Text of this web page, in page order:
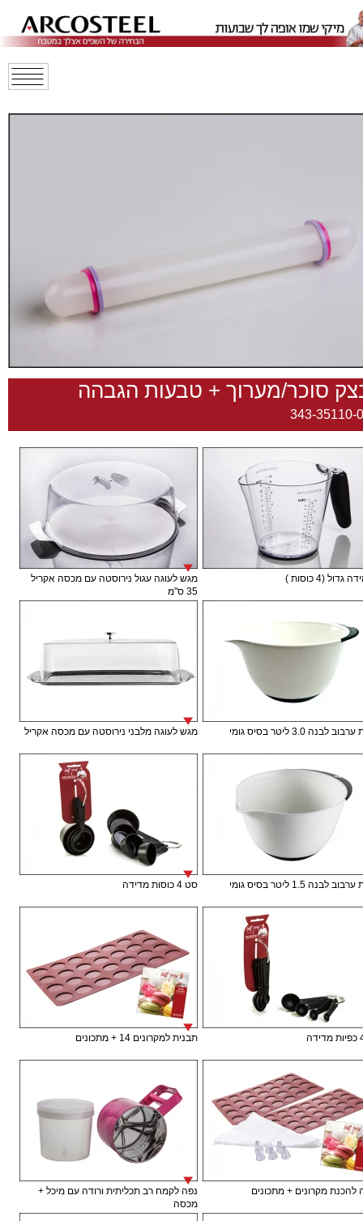
סוכר/מערוך + טבעות הגבהה
343-35110-
(4 כוסות )
מגש לעוגה עגול נירוסטה עם מכסה אקריל
35 ס"מ
לבנה 3.0 ליטר בסיס גומי מגש לעוגה מלבני נירוסטה עם מכסה אקריל
לבנה 1.5 ליטר בסיס גומי סט 4 כוסות מדידה
תבנית למקרונים 14 + מתכונים
להכנת מקרונים + מתכונים
נפה לקמח רב תכליתית ורודה עם מיכל +
מכסה